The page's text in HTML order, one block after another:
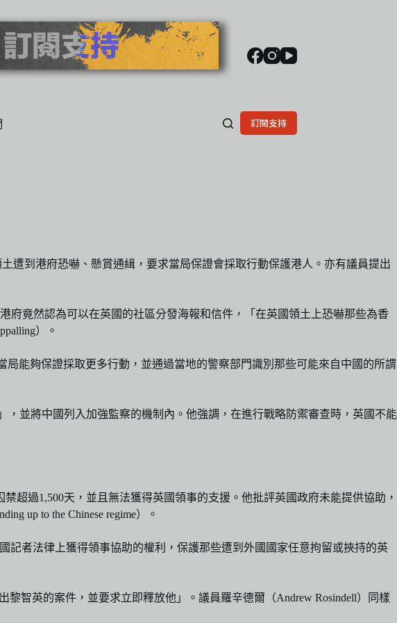
訂閱支持
遭到港府恐嚇、懸賞通緝，要求當局保證會採取行動保護港人。亦有議員提出
府竟然認為可以在英國的社區分發海報和信件，「在英國領土上恐嚇那些為香
）。
能夠保證採取更多行動，並通過當地的警察部門識別那些可能來自中國的所謂
並將中國列入加強監察的機制內。他強調，在進行戰略防禦審查時，英國不能
超過1,500天，並且無法獲得英國領事的支援。他批評英國政府未能提供協助，
up to the Chinese regime）。
記者法律上獲得領事協助的權利，保護那些遭到外國國家任意拘留或挾持的英
智英的案件，並要求立即釋放他」。議員羅辛德爾（Andrew Rosindell）同樣